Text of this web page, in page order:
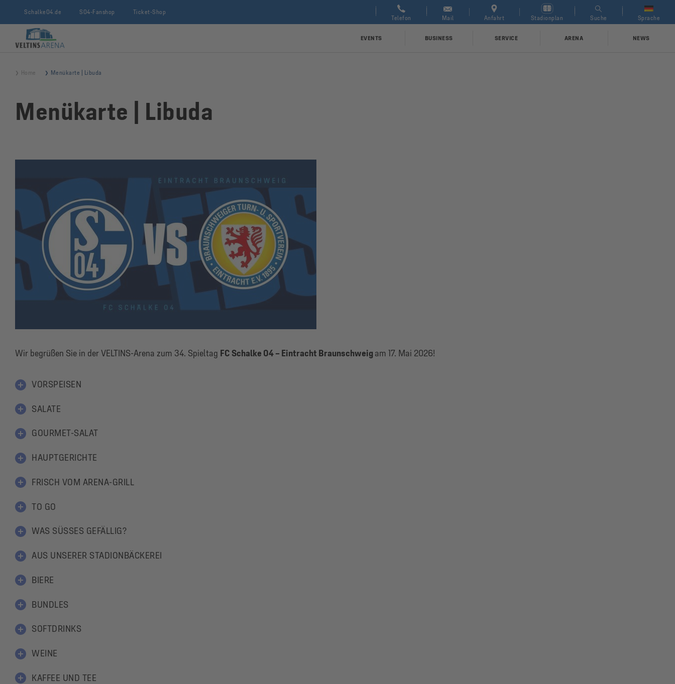
Schalke04.de S04-Fanshop Ticket-Shop
Telefon
Mail
Anfahrt Stadionplan
Search for:
Suche Sprache
VELTINS-Arena
EVENTS BUSINESS SERVICE ARENA NEWS
Home Menükarte | Libuda
Menükarte | Libuda
Wir begrüßen Sie in der VELTINS-Arena zum 34. Spieltag FC Schalke 04 – Eintracht Braunschweig am 17. Mai 2026!
VORSPEISEN
SALATE
GOURMET-SALAT
HAUPTGERICHTE
FRISCH VOM ARENA-GRILL
TO GO
WAS SÜSSES GEFÄLLIG?
AUS UNSERER STADIONBÄCKEREI
BIERE
BUNDLES
SOFTDRINKS
WEINE
KAFFEE UND TEE